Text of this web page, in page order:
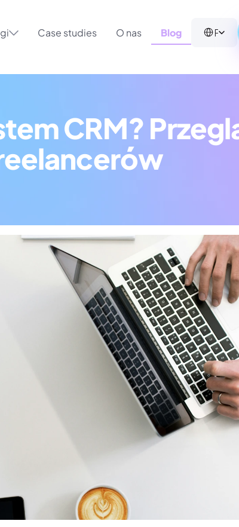
O nas Blog
Case studies
Select
Polish (Poland)
CRM?